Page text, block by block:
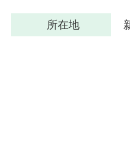
所在地